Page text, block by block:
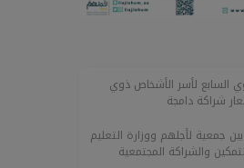
السابع لأسر الأشخاص ذوي
شراكة دامجة
جمعية لأجلهم ووزارة التعليم
والشراكة المجتمعية